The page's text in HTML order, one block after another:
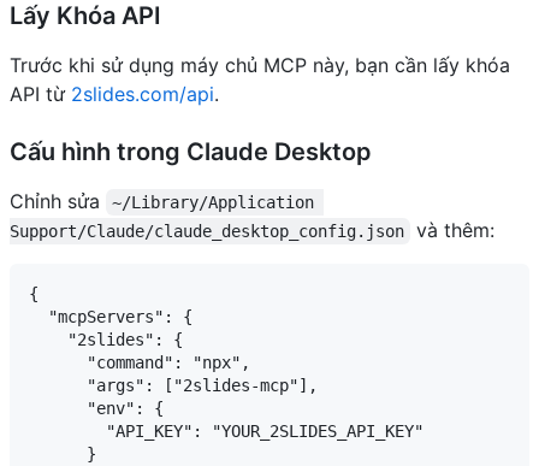
Lấy Khóa API
Trước khi sử dụng máy chủ MCP này, bạn cần lấy khóa
API từ 2slides.com/api.
Cấu hình trong Claude Desktop
Chỉnh sửa
~/Library/Application
Support/Claude/claude_desktop_config.json
và thêm:
{
  "mcpServers": {
    "2slides": {
      "command": "npx",
      "args": ["2slides-mcp"],
      "env": {
        "API_KEY": "YOUR_2SLIDES_API_KEY"
      }